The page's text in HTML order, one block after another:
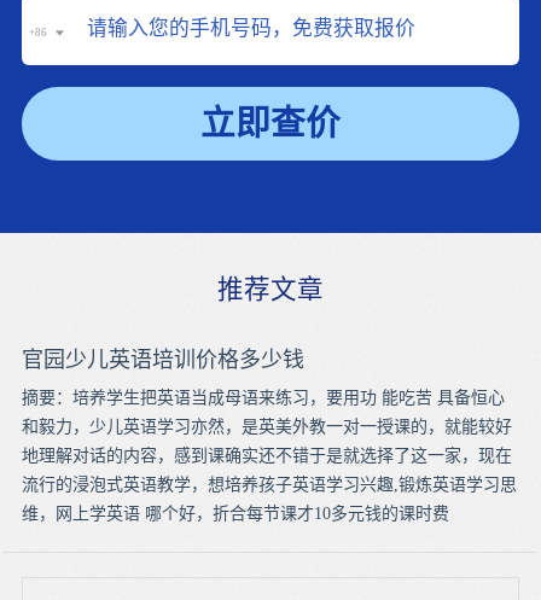
+86
立即查价
推荐文章
官园少儿英语培训价格多少钱
摘要：培养学生把英语当成母语来练习，要用功 能吃苦 具备恒心
和毅力，少儿英语学习亦然，是英美外教一对一授课的，就能较好
地理解对话的内容，感到课确实还不错于是就选择了这一家，现在
流行的浸泡式英语教学，想培养孩子英语学习兴趣,锻炼英语学习思
维，网上学英语 哪个好，折合每节课才10多元钱的课时费